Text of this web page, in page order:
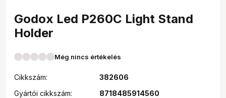
Godox Led P260C Light Stand
Holder
Még nincs értékelés
Cikkszám:
382606
Gyártói cikkszám:
8718485914560